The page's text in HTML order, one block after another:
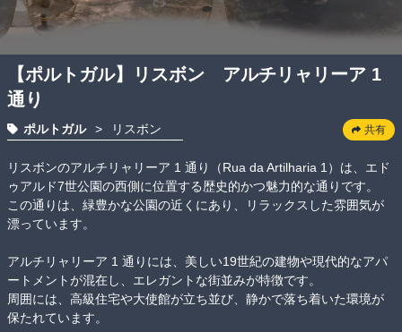
【ポルトガル】リスボン アルチリャリーア 1
通り
ポルトガル > リスボン 共有
リスボンのアルチリャリーア 1 通り（Rua da Artilharia 1）は、エド
ゥアルド7世公園の西側に位置する歴史的かつ魅力的な通りです。
この通りは、緑豊かな公園の近くにあり、リラックスした雰囲気が
漂っています。
アルチリャリーア 1 通りには、美しい19世紀の建物や現代的なアパ
ートメントが混在し、エレガントな街並みが特徴です。
周囲には、高級住宅や大使館が立ち並び、静かで落ち着いた環境が
保たれています。